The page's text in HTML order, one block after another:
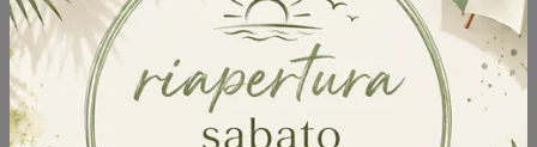
Sfoglia i cataloghi
Invia